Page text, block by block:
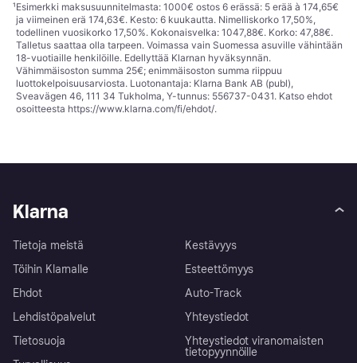
¹Esimerkki maksusuunnitelmasta: 1000€ ostos 6 erässä: 5 erää à 174,65€
ja viimeinen erä 174,63€. Kesto: 6 kuukautta. Nimelliskorko 17,50%,
todellinen vuosikorko 17,50%. Kokonaisvelka: 1047,88€. Korko: 47,88€.
Talletus saattaa olla tarpeen. Voimassa vain Suomessa asuville vähintään
18-vuotiaille henkilöille. Edellyttää Klarnan hyväksynnän.
Vähimmäisoston summa 25€; enimmäisoston summa riippuu
luottokelpoisuusarviosta. Luotonantaja: Klarna Bank AB (publ),
Sveavägen 46, 111 34 Tukholma, Y-tunnus: 556737-0431. Katso ehdot
osoitteesta https://www.klarna.com/fi/ehdot/.
Klarna
Tietoja meistä
Töihin Klarnalle
Ehdot
Lehdistöpalvelut
Tietosuoja
Kestävyys
Esteettömyys
Auto-Track
Yhteystiedot
Yhteystiedot viranomaisten
tietopyynnöille